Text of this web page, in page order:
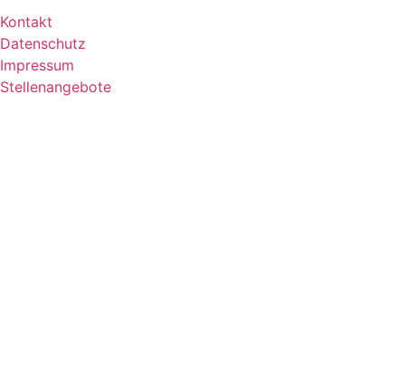
Kontakt
Datenschutz
Impressum
Stellenangebote